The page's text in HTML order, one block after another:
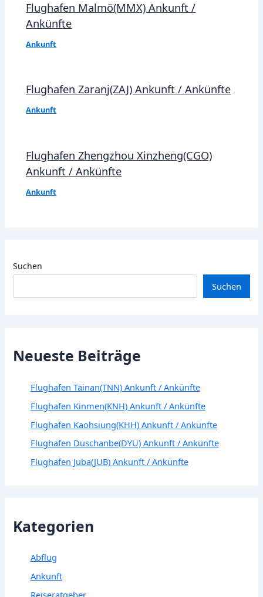
Flughafen Malmö(MMX) Ankunft /
Ankünfte
Ankunft
Flughafen Zaranj(ZAJ) Ankunft / Ankünfte
Ankunft
Flughafen Zhengzhou Xinzheng(CGO)
Ankunft / Ankünfte
Ankunft
Suchen
Suchen
Neueste Beiträge
Flughafen Tainan(TNN) Ankunft / Ankünfte
Flughafen Kinmen(KNH) Ankunft / Ankünfte
Flughafen Kaohsiung(KHH) Ankunft / Ankünfte
Flughafen Duschanbe(DYU) Ankunft / Ankünfte
Flughafen Juba(JUB) Ankunft / Ankünfte
Kategorien
Abflug
Ankunft